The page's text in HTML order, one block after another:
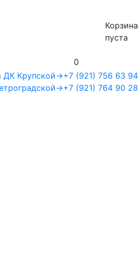
Корзина
пуста
0
+7 (921) 756 63 94
+7 (921) 764 90 28
ДК Крупской→
→